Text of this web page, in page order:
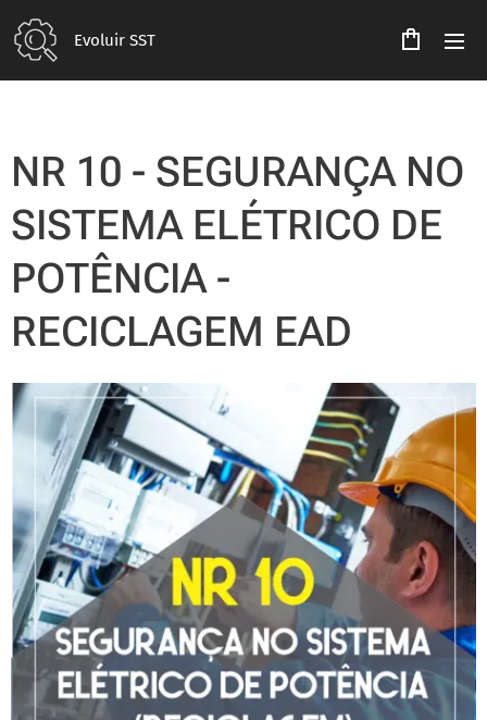
Evoluir SST
NR 10 - SEGURANÇA NO
SISTEMA ELÉTRICO DE
POTÊNCIA -
RECICLAGEM EAD